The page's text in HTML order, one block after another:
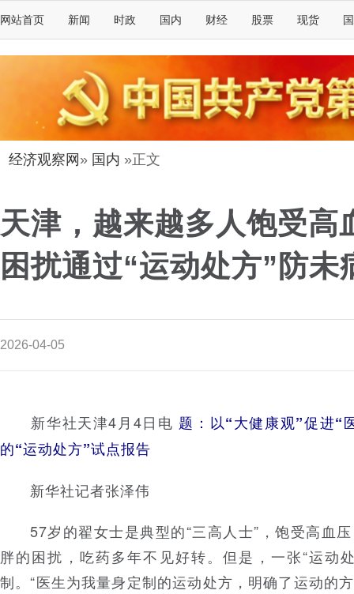
网站首页 新闻 时政 国内 财经 股票 现货
经济观察网 » 国内 »正文
天津，越来越多人饱受
困扰通过“运动处方”防未
2026-04-05
新华社天津4月4日电 题：以“大健康观”促进
的“运动处方”试点报告
新华社记者张泽伟
57岁的翟女士是典型的“三高人士”，饱受高血
胖的困扰，吃药多年不见好转。但是，一张“运动
制。“医生为我量身定制的运动处方，明确了运动的